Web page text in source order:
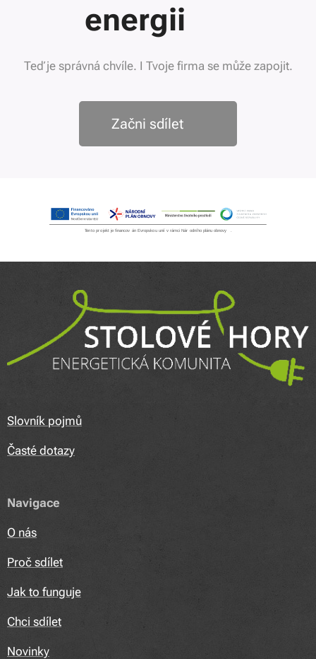
energii 👍
Teď je správná chvíle. I Tvoje firma se může zapojit.
Začni sdílet ⚡
Slovník pojmů
Časté dotazy
Navigace
O nás
Proč sdílet
Jak to funguje
Chci sdílet
Novinky